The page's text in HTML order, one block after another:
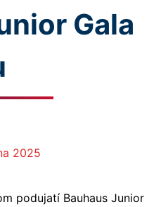
Gala
2025
podujatí Bauhaus Junior